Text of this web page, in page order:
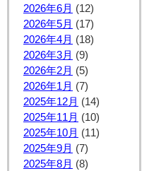
2026年6月 (12)
2026年5月 (17)
2026年4月 (18)
2026年3月 (9)
2026年2月 (5)
2026年1月 (7)
2025年12月 (14)
2025年11月 (10)
2025年10月 (11)
2025年9月 (7)
2025年8月 (8)